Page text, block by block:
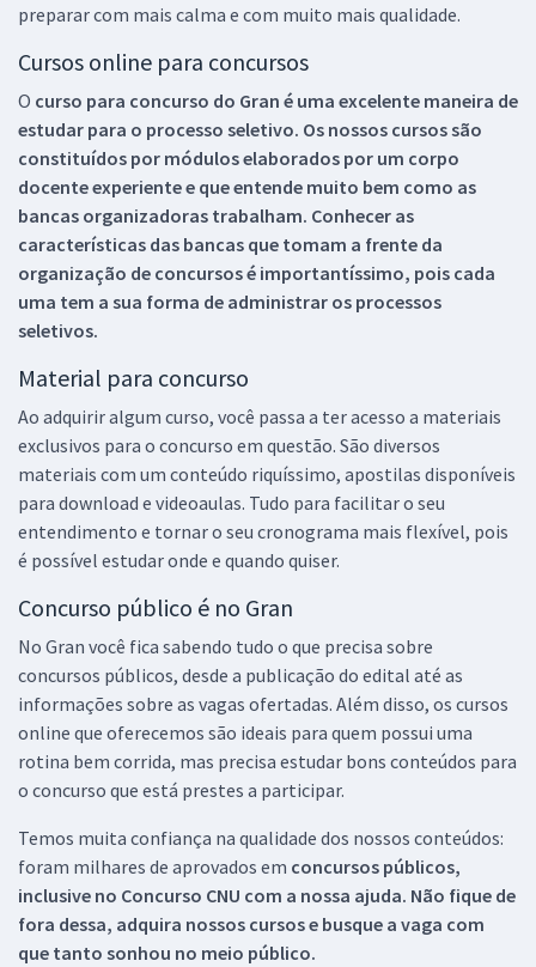
preparar com mais calma e com muito mais qualidade.
Cursos online para concursos
O curso para concurso do Gran é uma excelente maneira de
estudar para o processo seletivo. Os nossos cursos são
constituídos por módulos elaborados por um corpo
docente experiente e que entende muito bem como as
bancas organizadoras trabalham. Conhecer as
características das bancas que tomam a frente da
organização de concursos é importantíssimo, pois cada
uma tem a sua forma de administrar os processos
seletivos.
Material para concurso
Ao adquirir algum curso, você passa a ter acesso a materiais
exclusivos para o concurso em questão. São diversos
materiais com um conteúdo riquíssimo, apostilas disponíveis
para download e videoaulas. Tudo para facilitar o seu
entendimento e tornar o seu cronograma mais flexível, pois
é possível estudar onde e quando quiser.
Concurso público é no Gran
No Gran você fica sabendo tudo o que precisa sobre
concursos públicos, desde a publicação do edital até as
informações sobre as vagas ofertadas. Além disso, os cursos
online que oferecemos são ideais para quem possui uma
rotina bem corrida, mas precisa estudar bons conteúdos para
o concurso que está prestes a participar.
Temos muita confiança na qualidade dos nossos conteúdos:
foram milhares de aprovados em concursos públicos,
inclusive no Concurso CNU com a nossa ajuda. Não fique de
fora dessa, adquira nossos cursos e busque a vaga com
que tanto sonhou no meio público.